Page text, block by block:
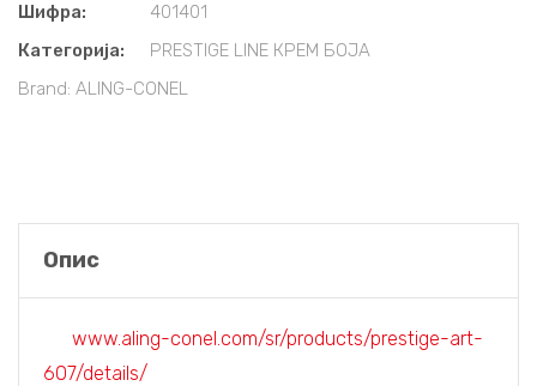
Шифра:
401401
Категорија:
PRESTIGE LINE КРЕМ БОЈА
Brand: ALING-CONEL
Опис
www.aling-conel.com/sr/products/prestige-art-
607/details/